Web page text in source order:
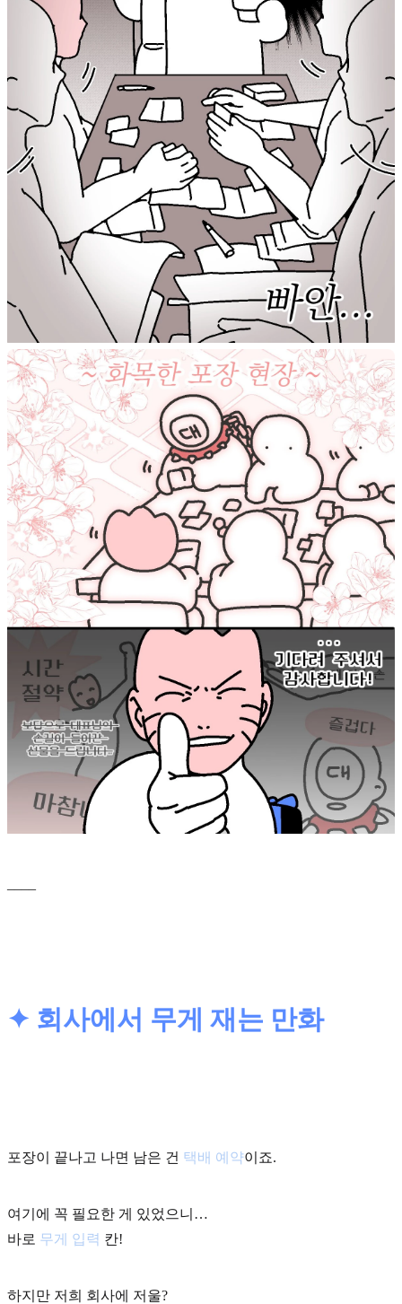
✦ 회사에서 무게 재는 만화
포장이 끝나고 나면 남은 건 택배 예약이죠.
여기에 꼭 필요한 게 있었으니…
바로 무게 입력 칸!
하지만 저희 회사에 저울?